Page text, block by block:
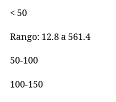
< 50
Rango: 12.8 a 561.4
50-100
100-150